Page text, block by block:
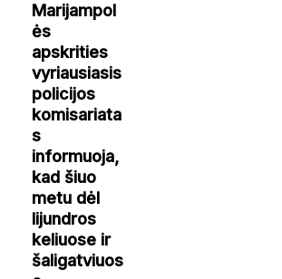
Marijampol
ės
apskrities
vyriausiasis
policijos
komisariata
s
informuoja,
kad šiuo
metu dėl
lijundros
keliuose ir
šaligatviuos